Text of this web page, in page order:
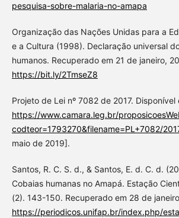
pesquisa-sobre-malaria-no-amapa
Organização das Nações Unidas para a
e a Cultura (1998). Declaração universal
humanos. Recuperado em 21 de janeiro,
https://bit.ly/2TmseZ8
Projeto de Lei nº 7082 de 2017. Disponível
https://www.camara.leg.br/
codteor=1793270&filename=PL+7082/
maio de 2019].
Santos, R. C. S. d., & Santos, E. d. C. d.
Cobaias humanas no Amapá. Estação
(2). 143-150. Recuperado em 28 de
https://periodicos.unifap.br/index.php/